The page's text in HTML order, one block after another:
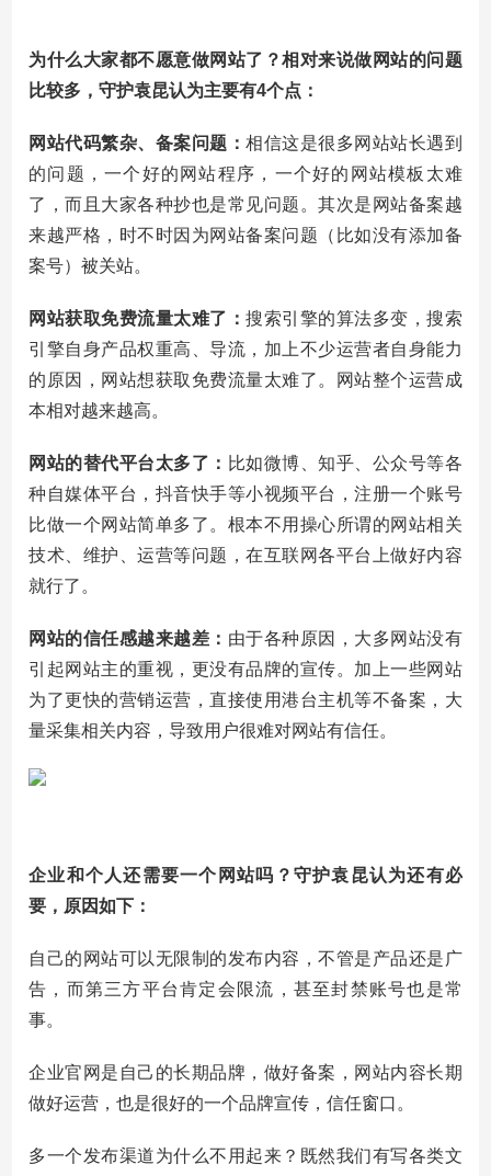
为什么大家都不愿意做网站了？相对来说做网站的问题
比较多，守护袁昆认为主要有4个点：
网站代码繁杂、备案问题：相信这是很多网站站长遇到
的问题，一个好的网站程序，一个好的网站模板太难
了，而且大家各种抄也是常见问题。其次是网站备案越
来越严格，时不时因为网站备案问题（比如没有添加备
案号）被关站。
网站获取免费流量太难了：搜索引擎的算法多变，搜索
引擎自身产品权重高、导流，加上不少运营者自身能力
的原因，网站想获取免费流量太难了。网站整个运营成
本相对越来越高。
网站的替代平台太多了： 比如微博、知乎、公众号等各
种自媒体平台，抖音快手等小视频平台，注册一个账号
比做一个网站简单多了。根本不用操心所谓的网站相关
技术、维护、运营等问题，在互联网各平台上做好内容
就行了。
网站的信任感越来越差： 由于各种原因，大多网站没有
引起网站主的重视，更没有品牌的宣传。加上一些网站
为了更快的营销运营，直接使用港台主机等不备案，大
量采集相关内容，导致用户很难对网站有信任。
企业和个人还需要一个网站吗？守护袁昆认为还有必
要，原因如下：
自己的网站可以无限制的发布内容，不管是产品还是广
告，而第三方平台肯定会限流，甚至封禁账号也是常
事。
企业官网是自己的长期品牌，做好备案，网站内容长期
做好运营，也是很好的一个品牌宣传，信任窗口。
多一个发布渠道为什么不用起来？既然我们有写各类文